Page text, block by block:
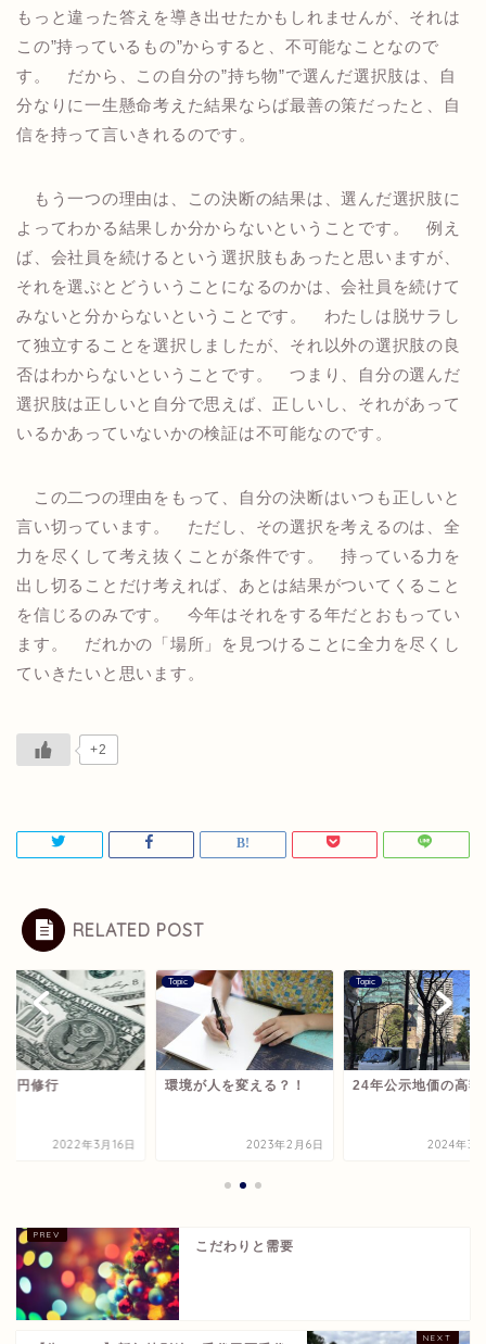
もっと違った答えを導き出せたかもしれませんが、それは
この”持っているもの”からすると、不可能なことなので
す。 だから、この自分の”持ち物”で選んだ選択肢は、自
分なりに一生懸命考えた結果ならば最善の策だったと、自
信を持って言いきれるのです。
もう一つの理由は、この決断の結果は、選んだ選択肢に
よってわかる結果しか分からないということです。 例え
ば、会社員を続けるという選択肢もあったと思いますが、
それを選ぶとどういうことになるのかは、会社員を続けて
みないと分からないということです。 わたしは脱サラし
て独立することを選択しましたが、それ以外の選択肢の良
否はわからないということです。 つまり、自分の選んだ
選択肢は正しいと自分で思えば、正しいし、それがあって
いるかあっていないかの検証は不可能なのです。
この二つの理由をもって、自分の決断はいつも正しいと
言い切っています。 ただし、その選択を考えるのは、全
力を尽くして考え抜くことが条件です。 持っている力を
出し切ることだけ考えれば、あとは結果がついてくること
を信じるのみです。 今年はそれをする年だとおもってい
ます。 だれかの「場所」を見つけることに全力を尽くし
ていきたいと思います。
+2
RELATED POST
円修行
2022年3月16日
Topic
環境が人を変える？！
2023年2月6日
Topic
24年公示地価の高額
2024年3
こだわりと需要